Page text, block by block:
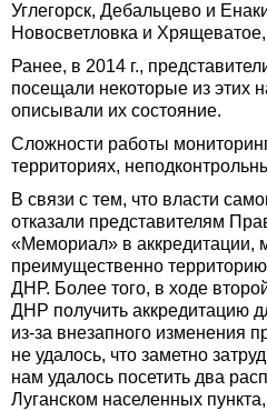
Углегорск, Дебальцево и
Новосветловка и
Ранее, в 2014 г.,
посещали некоторые из этих
описывали их состояние.
Сложности работы
территориях,
В связи с тем, что власти
отказали представителям
«Мемориал» в аккредитации,
преимущественно
ДНР. Более того, в ходе
ДНР получить аккредитацию
из-за внезапного изменения
не удалось, что заметно
нам удалось посетить два
Луганском населенных